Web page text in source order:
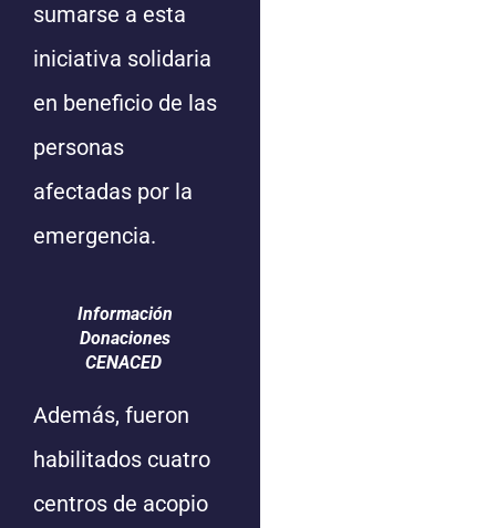
sumarse a esta
iniciativa solidaria
en beneficio de las
personas
afectadas por la
emergencia.
Información
Donaciones
CENACED
Además, fueron
habilitados cuatro
centros de acopio